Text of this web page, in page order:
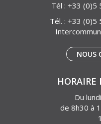
Tél : +33 (0)5
Tél. : +33 (0)5
NOUS
HORAIRE
Du
de 8h30 à